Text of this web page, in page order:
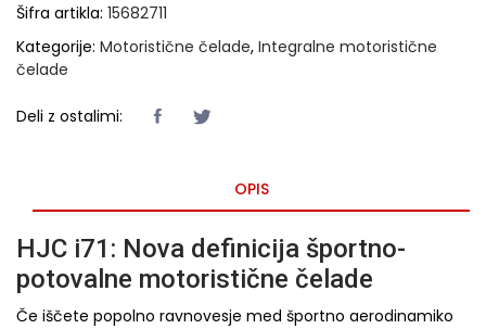
Šifra artikla: 15682711
Kategorije: Motoristične čelade, Integralne motoristične
čelade
Deli z ostalimi:
OPIS
HJC i71: Nova definicija športno-
potovalne motoristične čelade
Če iščete popolno ravnovesje med športno aerodinamiko